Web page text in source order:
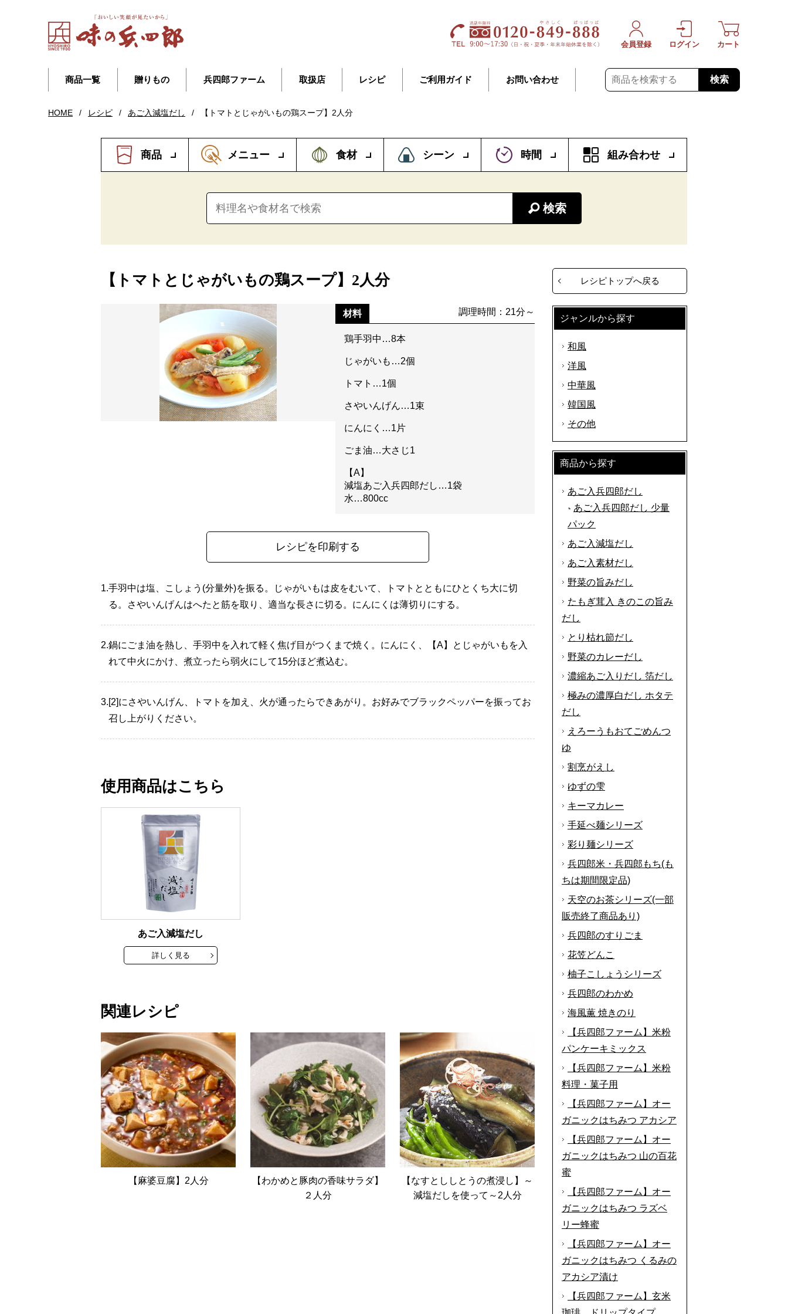
商品一覧 贈りもの 兵四郎ファーム 取扱店 レシピ ご利用ガイド お問い合わせ 検索
会員登録 ログイン カート
HOME / レシピ / あご入減塩だし / 【トマトとじゃがいもの鶏スープ】2人分
商品 メニュー 食材 シーン 時間 組み合わせ
検索
【トマトとじゃがいもの鶏スープ】2人分
材料 調理時間：21分～
鶏手羽中…8本
じゃがいも…2個
トマト…1個
さやいんげん…1束
にんにく…1片
ごま油…大さじ1
【A】
減塩あご入兵四郎だし…1袋
水…800cc
レシピを印刷する
1.手羽中は塩、こしょう(分量外)を振る。じゃがいもは皮をむいて、トマトとともにひとくち大に切
る。さやいんげんはへたと筋を取り、適当な長さに切る。にんにくは薄切りにする。
2.鍋にごま油を熱し、手羽中を入れて軽く焦げ目がつくまで焼く。にんにく、【A】とじゃがいもを入
れて中火にかけ、煮立ったら弱火にして15分ほど煮込む。
3.[2]にさやいんげん、トマトを加え、火が通ったらできあがり。お好みでブラックペッパーを振ってお
召し上がりください。
使用商品はこちら
あご入減塩だし
詳しく見る
関連レシピ
【麻婆豆腐】2人分
【わかめと豚肉の香味サラダ】
２人分
【なすとししとうの煮浸し】～
減塩だしを使って～2人分
レシピトップへ戻る
ジャンルから探す
和風
洋風
中華風
韓国風
その他
商品から探す
あご入兵四郎だし
あご入兵四郎だし 少量
パック
あご入減塩だし
あご入素材だし
野菜の旨みだし
たもぎ茸入 きのこの旨み
だし
とり枯れ節だし
野菜のカレーだし
濃縮あご入りだし 箔だし
極みの濃厚白だし ホタテ
だし
えろーうもおてごめんつ
ゆ
割烹がえし
ゆずの雫
キーマカレー
手延べ麺シリーズ
彩り麺シリーズ
兵四郎米・兵四郎もち(も
ちは期間限定品)
天空のお茶シリーズ(一部
販売終了商品あり)
兵四郎のすりごま
花笠どんこ
柚子こしょうシリーズ
兵四郎のわかめ
海風薫 焼きのり
【兵四郎ファーム】米粉
パンケーキミックス
【兵四郎ファーム】米粉
料理・菓子用
【兵四郎ファーム】オー
ガニックはちみつ アカシア
【兵四郎ファーム】オー
ガニックはちみつ 山の百花
蜜
【兵四郎ファーム】オー
ガニックはちみつ ラズベ
リー蜂蜜
【兵四郎ファーム】オー
ガニックはちみつ くるみの
アカシア漬け
【兵四郎ファーム】玄米